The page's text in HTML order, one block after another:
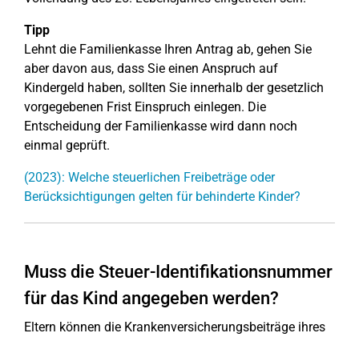
Tipp
Lehnt die Familienkasse Ihren Antrag ab, gehen Sie
aber davon aus, dass Sie einen Anspruch auf
Kindergeld haben, sollten Sie innerhalb der gesetzlich
vorgegebenen Frist Einspruch einlegen. Die
Entscheidung der Familienkasse wird dann noch
einmal geprüft.
(2023): Welche steuerlichen Freibeträge oder
Berücksichtigungen gelten für behinderte Kinder?
Muss die Steuer-Identifikationsnummer
für das Kind angegeben werden?
Eltern können die Krankenversicherungsbeiträge ihres